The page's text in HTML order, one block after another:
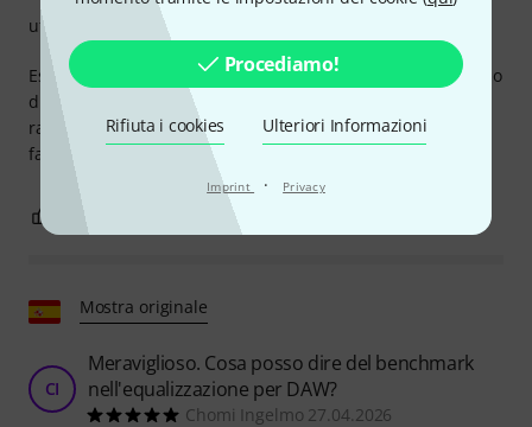
Procediamo!
Rifiuta i cookies Ulteriori Informazioni
Imprint · Privacy
Estremamente facile da usare, ergonomico... Cos'altro posso
dire! Con il Pro Q4 si può fare di tutto. In ogni caso, il
rapporto qualità/prezzo è fantastico! Un must-have. Ben
fatto, Fabfilter!
utilizzo da computer
SEGNALA UN ABUSO
Mostra originale
CI
Meraviglioso. Cosa posso dire del benchmark
nell'equalizzazione per DAW?
Chomi Ingelmo 27.04.2026